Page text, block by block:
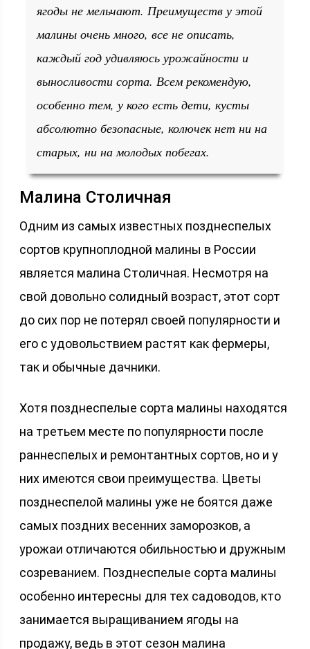
ягоды не мельчают. Преимуществ у этой
малины очень много, все не описать,
каждый год удивляюсь урожайности и
выносливости сорта. Всем рекомендую,
особенно тем, у кого есть дети, кусты
абсолютно безопасные, колючек нет ни на
старых, ни на молодых побегах.
Малина Столичная
Одним из самых известных позднеспелых
сортов крупноплодной малины в России
является малина Столичная. Несмотря на
свой довольно солидный возраст, этот сорт
до сих пор не потерял своей популярности и
его с удовольствием растят как фермеры,
так и обычные дачники.
Хотя позднеспелые сорта малины находятся
на третьем месте по популярности после
раннеспелых и ремонтантных сортов, но и у
них имеются свои преимущества. Цветы
позднеспелой малины уже не боятся даже
самых поздних весенних заморозков, а
урожаи отличаются обильностью и дружным
созреванием. Позднеспелые сорта малины
особенно интересны для тех садоводов, кто
занимается выращиванием ягоды на
продажу, ведь в этот сезон малина